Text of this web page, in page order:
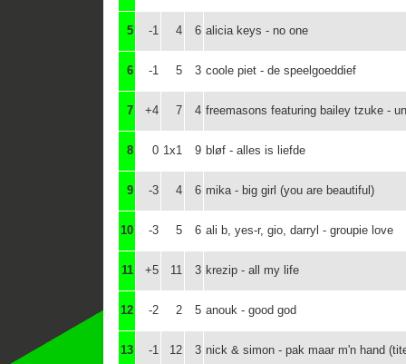
5 -1 4 6 alicia keys - no one
6 -1 5 3 coole piet - de speelgoeddief
7 +4 7 4 freemasons featuring bailey tzuke -
8 0 1x1 9 bløf - alles is liefde
9 -3 4 6 mika - big girl (you are beautiful)
10 -3 5 6 ali b, yes-r, gio, darryl - groupie love
11 +5 11 3 krezip - all my life
12 -2 2 5 anouk - good god
13 -1 12 3 nick & simon - pak maar m'n hand